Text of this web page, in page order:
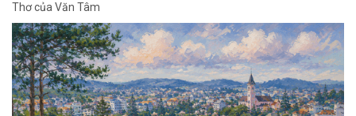
Thơ của Văn Tâm